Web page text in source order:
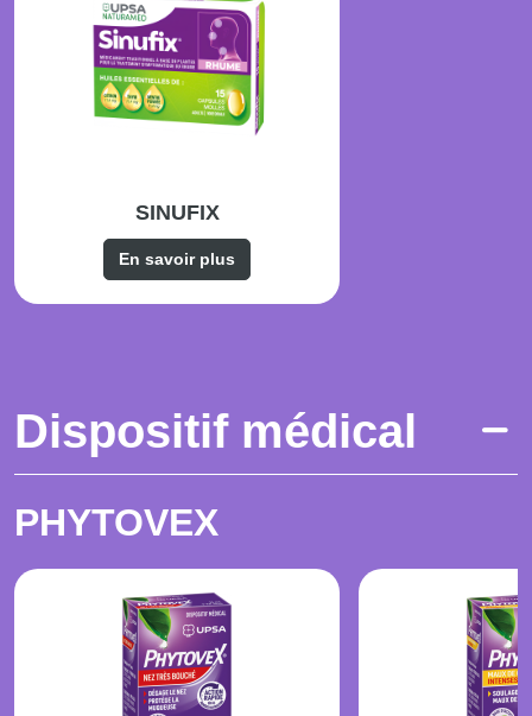
SINUFIX
En savoir plus
Dispositif médical
PHYTOVEX